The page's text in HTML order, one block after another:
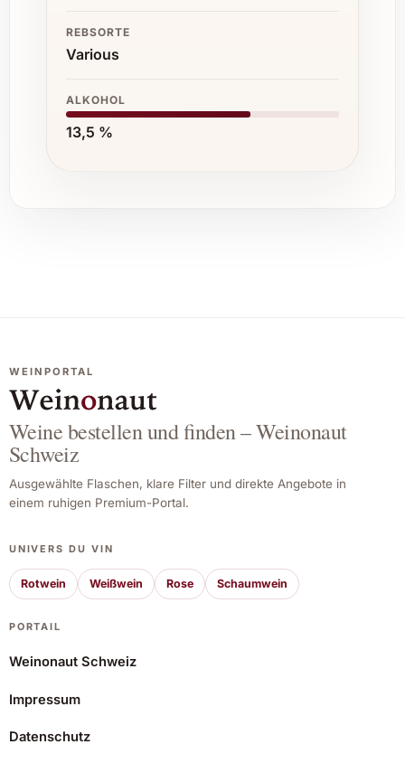
REBSORTE
Various
ALKOHOL
13,5 %
WEINPORTAL
Weine bestellen und finden – Weinonaut
Schweiz
Ausgewählte Flaschen, klare Filter und direkte Angebote in
einem ruhigen Premium-Portal.
UNIVERS DU VIN
Rotwein Weißwein Rose Schaumwein
PORTAIL
Weinonaut Schweiz
Impressum
Datenschutz